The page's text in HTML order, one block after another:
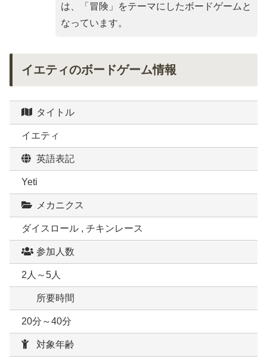
は、「 冒険 」をテーマにしたボードゲームと
なっています。
イエティのボードゲーム情報
タイトル
イエティ
英語表記
Yeti
メカニクス
ダイスロール , チキンレース
参加人数
2人～5人
所要時間
20分～40分
対象年齢